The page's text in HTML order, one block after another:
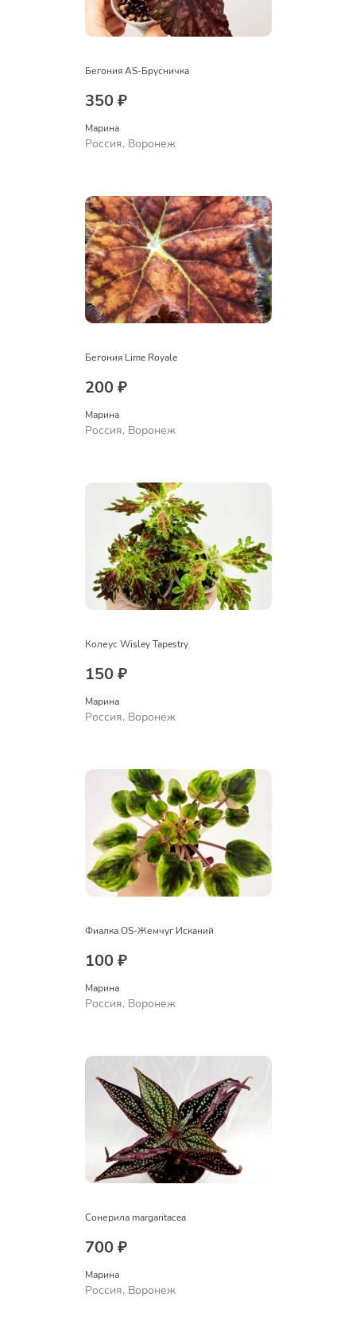
Бегония AS-Брусничка
350 ₽
Марина
Россия, Воронеж
Бегония Lime Royale
200 ₽
Марина
Россия, Воронеж
Колеус Wisley Tapestry
150 ₽
Марина
Россия, Воронеж
Фиалка OS-Жемчуг Исканий
100 ₽
Марина
Россия, Воронеж
Сонерила margaritacea
700 ₽
Марина
Россия, Воронеж